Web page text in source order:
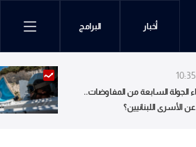
أخبار البرامج
10:35
الجولة السابعة من المفاوضات..
عن الأسرى اللبنانيين؟